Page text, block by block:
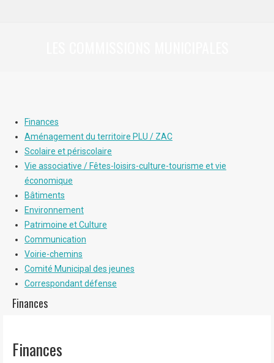
Finances
Aménagement du territoire PLU / ZAC
Scolaire et périscolaire
Vie associative / Fêtes-loisirs-culture-tourisme et vie
économique
Bâtiments
Environnement
Patrimoine et Culture
Communication
Voirie-chemins
Comité Municipal des jeunes
Correspondant défense
Finances
Finances